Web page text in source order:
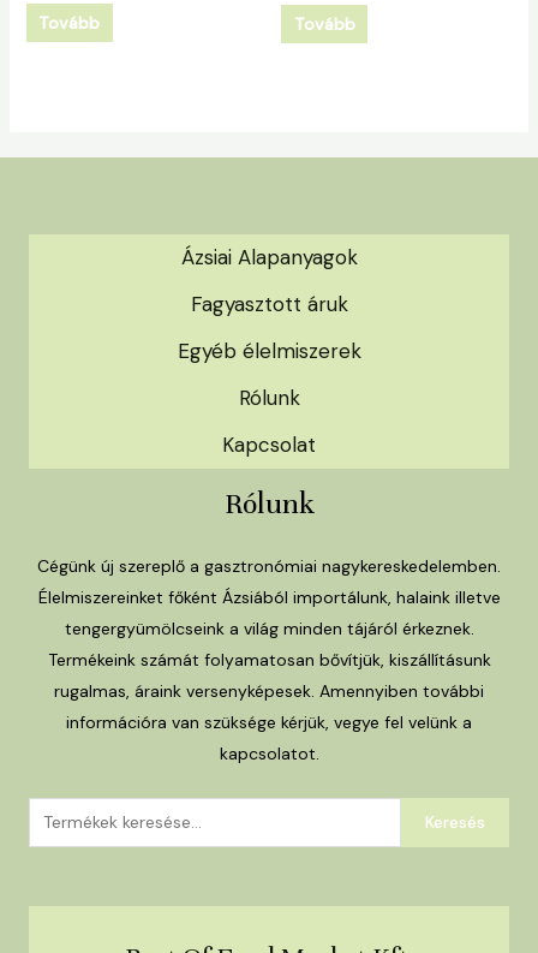
Tovább Tovább
Ázsiai Alapanyagok
Fagyasztott áruk
Egyéb élelmiszerek
Rólunk
Kapcsolat
Rólunk
Cégünk új szereplő a gasztronómiai nagykereskedelemben.
Élelmiszereinket főként Ázsiából importálunk, halaink illetve
tengergyümölcseink a világ minden tájáról érkeznek.
Termékeink számát folyamatosan bővítjük, kiszállításunk
rugalmas, áraink versenyképesek. Amennyiben további
információra van szüksége kérjük, vegye fel velünk a
kapcsolatot.
Keresés
a
Keresés